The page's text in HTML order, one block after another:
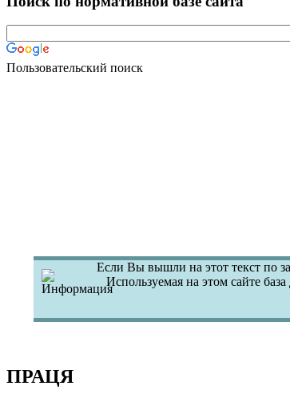
Пользовательский поиск
Если Вы вышли на этот текст по
Используемая на этом сайте
ПРАЦЯ